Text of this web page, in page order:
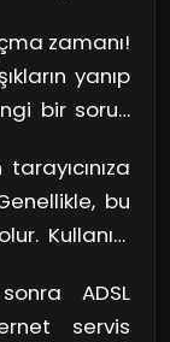
şart.
zamanı!
yanıp
bir sorun
bu
Kullanıcı
ADSL
servis